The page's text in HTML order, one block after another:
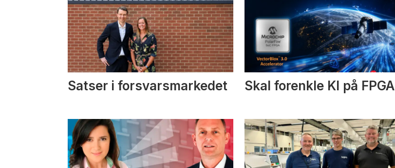
Satser i forsvarsmarkedet Skal forenkle KI på FPGA